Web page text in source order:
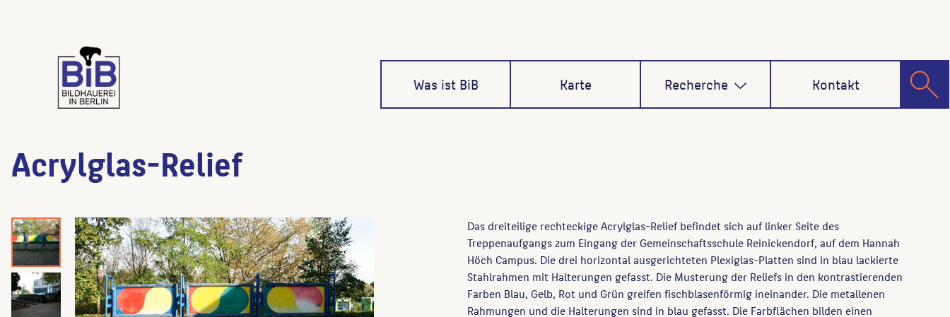
Was ist BiB Karte Recherche Kontakt
Acrylglas-Relief
Das dreiteilige rechteckige Acrylglas-Relief befindet sich auf linker Seite des
Treppenaufgangs zum Eingang der Gemeinschaftsschule Reinickendorf, auf dem Hannah
Höch Campus. Die drei horizontal ausgerichteten Plexiglas-Platten sind in blau lackierte
Stahlrahmen mit Halterungen gefasst. Die Musterung der Reliefs in den kontrastierenden
Farben Blau, Gelb, Rot und Grün greifen fischblasenförmig ineinander. Die metallenen
Rahmungen und die Halterungen sind in blau gefasst. Die Farbflächen bilden einen